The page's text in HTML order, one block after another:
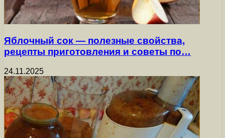
Яблочный сок — полезные свойства,
рецепты приготовления и советы по…
24.11.2025